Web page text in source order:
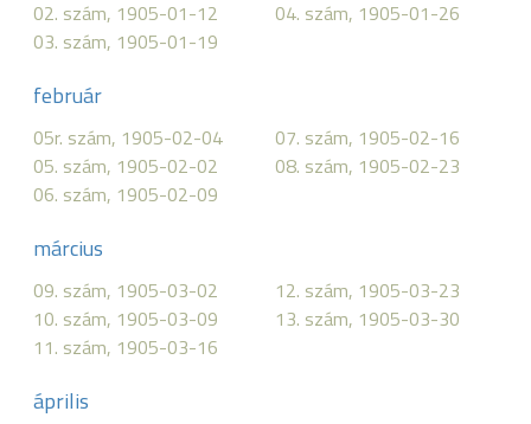
02. szám, 1905-01-12
03. szám, 1905-01-19
04. szám, 1905-01-26
február
05r. szám, 1905-02-04
05. szám, 1905-02-02
06. szám, 1905-02-09
07. szám, 1905-02-16
08. szám, 1905-02-23
március
09. szám, 1905-03-02
10. szám, 1905-03-09
11. szám, 1905-03-16
12. szám, 1905-03-23
13. szám, 1905-03-30
április